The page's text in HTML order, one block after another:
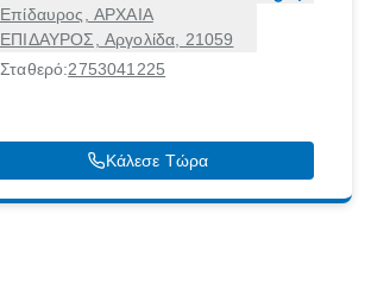
Επίδαυρος, ΑΡΧΑΙΑ
ΕΠΙΔΑΥΡΟΣ, Αργολίδα, 21059
Σταθερό:2753041225
Κάλεσε Τώρα